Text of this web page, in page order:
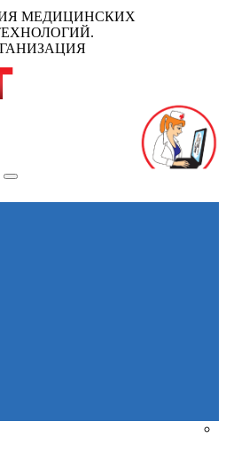
МЕДИЦИНСКИХ